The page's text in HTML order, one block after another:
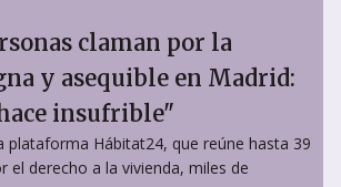
claman por la
y asequible en Madrid:
insufrible"
plataforma Hábitat24, que reúne hasta 39
el derecho a la vivienda, miles de